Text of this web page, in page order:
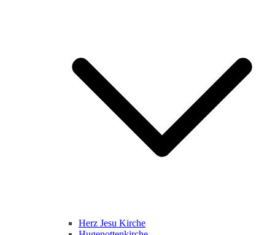
Herz Jesu Kirche